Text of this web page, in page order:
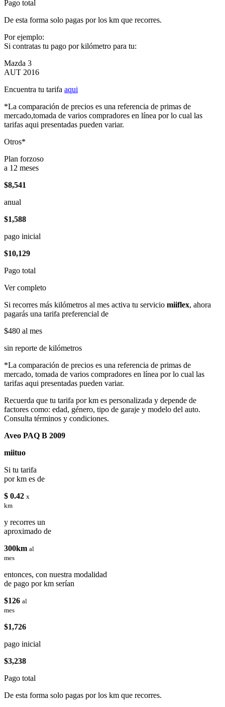
Pago total
De esta forma solo pagas por los km que recorres.
Por ejemplo:
Si contratas tu pago por kilómetro para tu:
Mazda 3
AUT 2016
Encuentra tu tarifa aqui
*La comparación de precios es una referencia de primas de
mercado,tomada de varios compradores en línea por lo cual las
tarifas aqui presentadas pueden variar.
Otros*
Plan forzoso
a 12 meses
$8,541
anual
$1,588
pago inicial
$10,129
Pago total
Ver completo
Si recorres más kilómetros al mes activa tu servicio miiflex, ahora
pagarás una tarifa preferencial de
$480 al mes
sin reporte de kilómetros
*La comparación de precios es una referencia de primas de
mercado, tomada de varios compradores en línea por lo cual las
tarifas aqui presentadas pueden variar.
Recuerda que tu tarifa por km es personalizada y depende de
factores como: edad, género, tipo de garaje y modelo del auto.
Consulta términos y condiciones.
Aveo PAQ B 2009
miituo
Si tu tarifa
por km es de
$ 0.42 x
km
y recorres un
aproximado de
300km al
mes
entonces, con nuestra modalidad
de pago por km serían
$126 al
mes
$1,726
pago inicial
$3,238
Pago total
De esta forma solo pagas por los km que recorres.